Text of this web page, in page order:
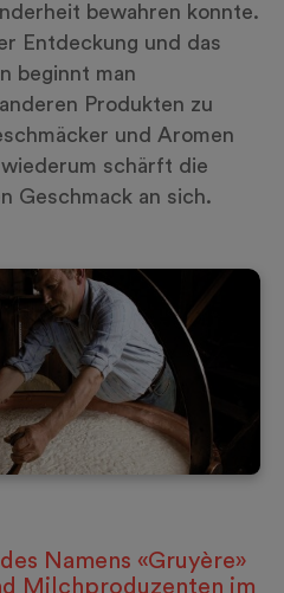
bewahren konnte.
Entdeckung und das
beginnt man
Produkten zu
und Aromen
schärft die
Geschmack an sich.
Namens «Gruyère»
Milchproduzenten im